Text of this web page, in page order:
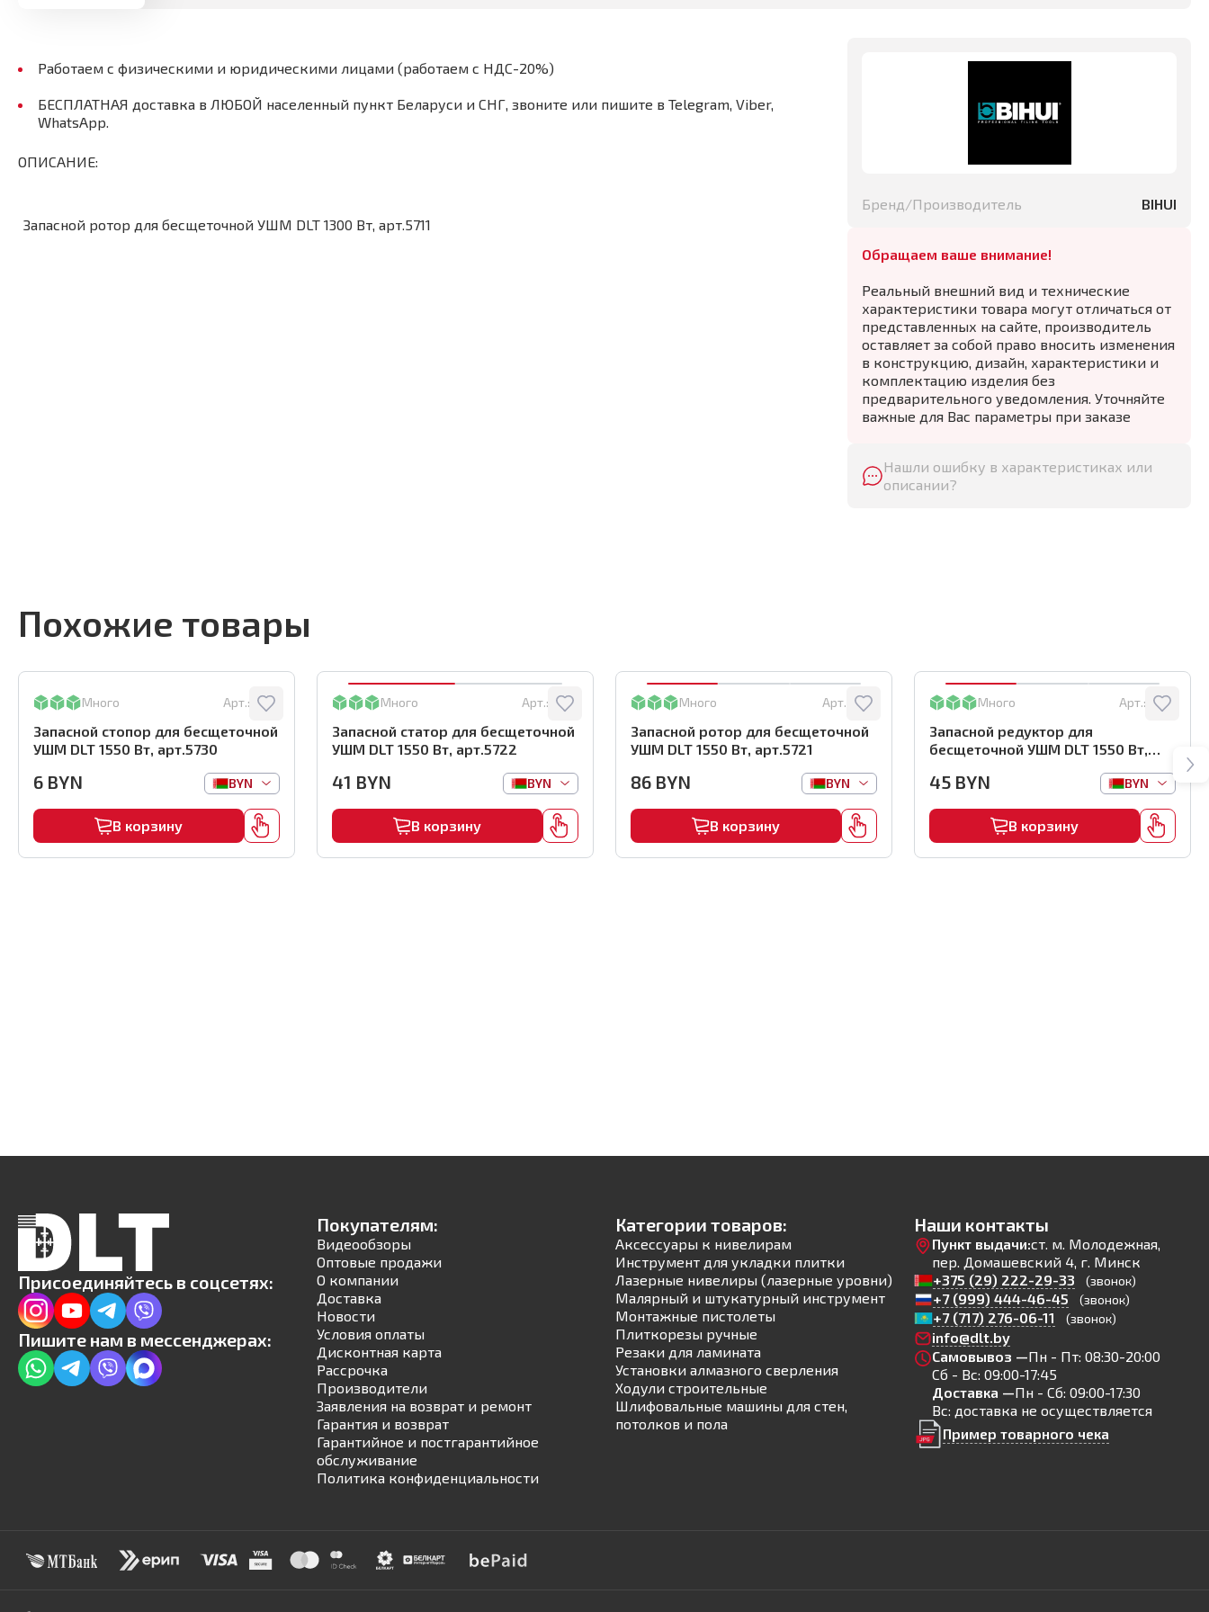
Работаем с физическими и юридическими лицами (работаем с НДС-20%)
БЕСПЛАТНАЯ доставка в ЛЮБОЙ населенный пункт Беларуси и СНГ, звоните или пишите в Telegram, Viber,
WhatsApp.
ОПИСАНИЕ:
Запасной ротор для бесщеточной УШМ DLT 1300 Вт, арт.5711
Бренд/Производитель BIHUI
Обращаем ваше внимание!
Реальный внешний вид и технические
характеристики товара могут отличаться от
представленных на сайте, производитель
оставляет за собой право вносить изменения
в конструкцию, дизайн, характеристики и
комплектацию изделия без
предварительного уведомления. Уточняйте
важные для Вас параметры при заказе
Нашли ошибку в характеристиках или
описании?
Похожие товары
Много Арт.: 5730
Запасной стопор для бесщеточной
УШМ DLT 1550 Вт, арт.5730
6 BYN BYN
В корзину
Много Арт.: 5722
Запасной статор для бесщеточной
УШМ DLT 1550 Вт, арт.5722
41 BYN BYN
В корзину
Много Арт.: 5721
Запасной ротор для бесщеточной
УШМ DLT 1550 Вт, арт.5721
86 BYN BYN
В корзину
Много Арт.: 5726
Запасной редуктор для
бесщеточной УШМ DLT 1550 Вт,
45 BYN BYN
В корзину
Присоединяйтесь в соцсетях:
Пишите нам в мессенджерах:
Покупателям:
Видеообзоры
Оптовые продажи
О компании
Доставка
Новости
Условия оплаты
Дисконтная карта
Рассрочка
Производители
Заявления на возврат и ремонт
Гарантия и возврат
Гарантийное и постгарантийное
обслуживание
Политика конфиденциальности
Категории товаров:
Аксессуары к нивелирам
Инструмент для укладки плитки
Лазерные нивелиры (лазерные уровни)
Малярный и штукатурный инструмент
Монтажные пистолеты
Плиткорезы ручные
Резаки для ламината
Установки алмазного сверления
Ходули строительные
Шлифовальные машины для стен,
потолков и пола
Наши контакты
Пункт выдачи:ст. м. Молодежная,
пер. Домашевский 4, г. Минск
+375 (29) 222-29-33
(звонок)
+7 (999) 444-46-45 (звонок)
+7 (717) 276-06-11 (звонок)
info@dlt.by
Самовывоз —Пн - Пт: 08:30-20:00
Сб - Вс: 09:00-17:45
Доставка —Пн - Сб: 09:00-17:30
Вс: доставка не осуществляется
Пример товарного чека